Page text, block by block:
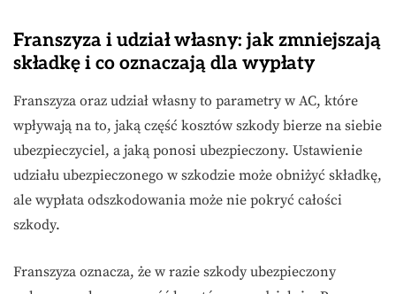
Franszyza i udział własny: jak zmniejszają
składkę i co oznaczają dla wypłaty
Franszyza oraz udział własny to parametry w AC, które
wpływają na to, jaką część kosztów szkody bierze na siebie
ubezpieczyciel, a jaką ponosi ubezpieczony. Ustawienie
udziału ubezpieczonego w szkodzie może obniżyć składkę,
ale wypłata odszkodowania może nie pokryć całości
szkody.
Franszyza oznacza, że w razie szkody ubezpieczony